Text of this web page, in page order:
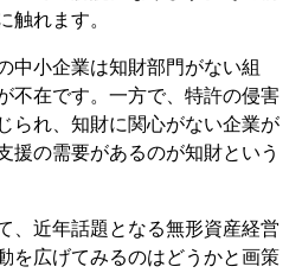
触れます。
中小企業は知財部門がない組
不在です。一方で、特許の侵害
られ、知財に関心がない企業が
援の需要があるのが知財という
、近年話題となる無形資産経営
を広げてみるのはどうかと画策